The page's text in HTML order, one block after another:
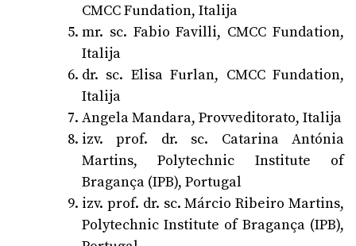
CMCC Fundation, Italija
mr. sc. Fabio Favilli, CMCC Fundation,
Italija
dr. sc. Elisa Furlan, CMCC Fundation,
Italija
Angela Mandara, Provveditorato, Italija
izv. prof. dr. sc. Catarina Antónia
Martins, Polytechnic Institute of
Bragança (IPB), Portugal
izv. prof. dr. sc. Márcio Ribeiro Martins,
Polytechnic Institute of Bragança (IPB),